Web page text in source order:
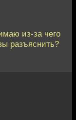
из-за чего
разъяснить?